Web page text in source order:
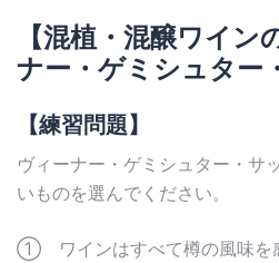
【混植・混醸ワイン
ナー・ゲミシュター
【練習問題】
ヴィーナー・ゲミシュター・サ
いものを選んでください。
① ワインはすべて樽の風味を